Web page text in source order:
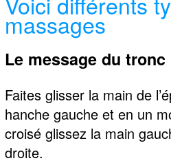
massages
Le message du tronc
Faites glisser la main de
hanche gauche et en un
croisé glissez la main
droite.